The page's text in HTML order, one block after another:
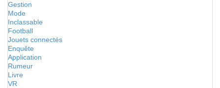
Gestion
Mode
Inclassable
Football
Jouets connectés
Enquête
Application
Rumeur
Livre
VR